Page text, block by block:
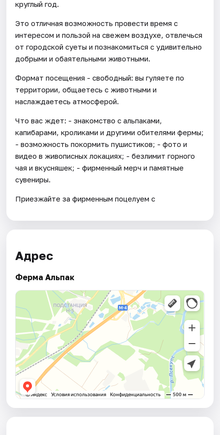
круглый год.
Это отличная возможность провести время с
интересом и пользой на свежем воздухе, отвлечься
от городской суеты и познакомиться с удивительно
добрыми и обаятельными животными.
Формат посещения - свободный: вы гуляете по
территории, общаетесь с животными и
наслаждаетесь атмосферой.
Что вас ждет: - знакомство с альпаками,
капибарами, кроликами и другими обителями фермы;
- возможность покормить пушистиков; - фото и
видео в живописных локациях; - безлимит горного
чая и вкусняшек; - фирменный мерч и памятные
сувениры.
Приезжайте за фирменным поцелуем с
Адрес
Ферма Альпак